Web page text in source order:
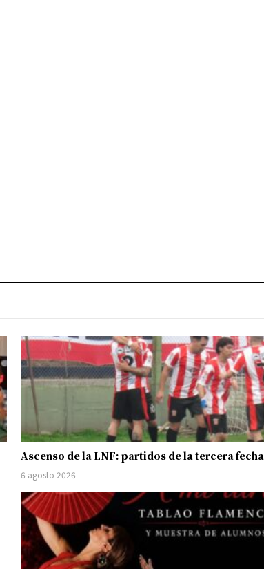
Ascenso de la LNF: partidos de la tercera fecha
6 agosto 2026